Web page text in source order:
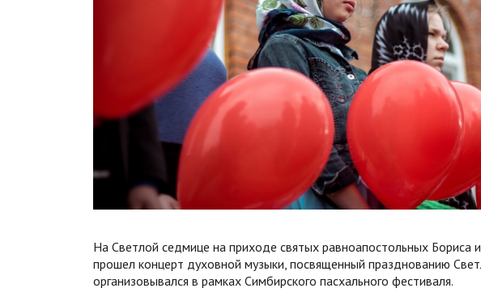
На Светлой седмице на приходе святых равноапостольных Бориса
прошел концерт духовной музыки, посвященный празднованию
организовывался в рамках Симбирского пасхального фестиваля.